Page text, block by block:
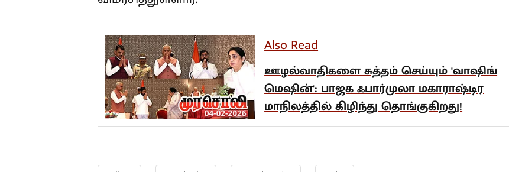
Also Read
ஊழல்வாதிகளை சுத்தம் செய்யும் 'வாஷிங்
மெஷின்': பாஜக ஃபார்முலா மகாராஷ்டிர
மாநிலத்தில் கிழிந்து தொங்குகிறது!